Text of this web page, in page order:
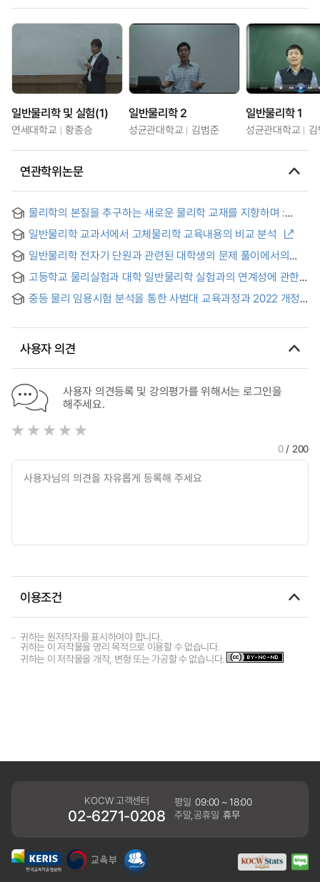
일반물리학 및 실험(1)
연세대학교 황종승
일반물리학 2
성균관대학교 김범준
일반물리학 1
성균관대학교
연관학위논문
물리학의 본질을 추구하는 새로운 물리학 교재를 지향하며 :
일반물리학 교과서에서 고체물리학 교육내용의 비교 분석
일반물리학 전자기 단원과 관련된 대학생의 문제 풀이에서의
고등학교 물리실험과 대학 일반물리학 실험과의 연계성에 관한
중등 물리 임용시험 분석을 통한 사범대 교육과정과 2022 개정
Test
사용자 의견
사용자 의견등록 및 강의평가를 위해서는 로그인을
해주세요.
0/ 200
이용조건
귀하는 원저작자를 표시하여야 합니다.
귀하는 이 저작물을 영리 목적으로 이용할 수 없습니다.
귀하는 이 저작물을 개작, 변형 또는 가공할 수 없습니다.
KOCW 고객센터
02-6271-0208
평일 09:00 ~ 18:00
주말,공휴일 휴무